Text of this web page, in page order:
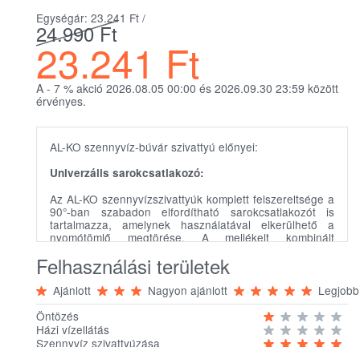
Egységár: 23.241 Ft /
24.990Ft
23.241 Ft
A - 7 % akció 2026.08.05 00:00 és 2026.09.30 23:59 között
érvényes.
AL-KO szennyvíz-búvár szivattyú előnyei:
Univerzális sarokcsatlakozó:
Az AL-KO szennyvízszivattyúk komplett felszereltsége a
90°-ban szabadon elfordítható sarokcsatlakozót is
tartalmazza, amelynek használatával elkerülhető a
nyomótömlő megtörése. A mellékelt kombinált
használható.
Szennyeződések:
A nagy szívónyílásnak köszönhetően a Drain modellek
Felhasználási területek
Ajánlott Nagyon ajánlott
Legjobb
Öntözés
Házi vízellátás
Szennyvíz szivattyúzása